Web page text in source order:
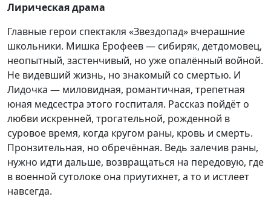
Лирическая драма
Главные герои спектакля «Звездопад» вчерашние
школьники. Мишка Ерофеев — сибиряк, детдомовец,
неопытный, застенчивый, но уже опалённый войной.
Не видевший жизнь, но знакомый со смертью. И
Лидочка — миловидная, романтичная, трепетная
юная медсестра этого госпиталя. Рассказ пойдёт о
любви искренней, трогательной, рожденной в
суровое время, когда кругом раны, кровь и смерть.
Пронзительная, но обречённая. Ведь залечив раны,
нужно идти дальше, возвращаться на передовую, где
в военной сутолоке она приутихнет, а то и истлеет
навсегда.